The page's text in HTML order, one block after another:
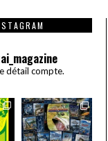
détail compte.